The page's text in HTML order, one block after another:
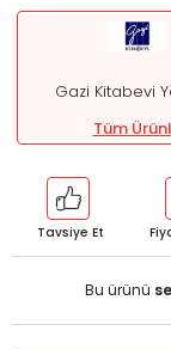
Gazi Kitabevi
Tüm
Tavsiye Et
Bu ürünü